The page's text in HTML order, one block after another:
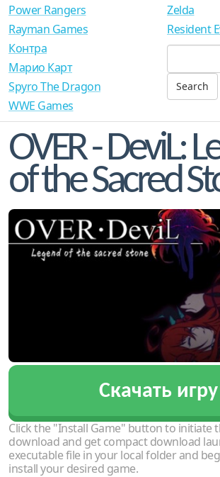
Power Rangers
Rayman Games
Zelda
Resident
Контра
Марио Карт
Spyro The Dragon
WWE Games
OVER - DeviL:
of the Sacred
Скачать игру
Click the "Install Game" button to initiate
download and get compact download
executable file in your local folder and
install your desired game.